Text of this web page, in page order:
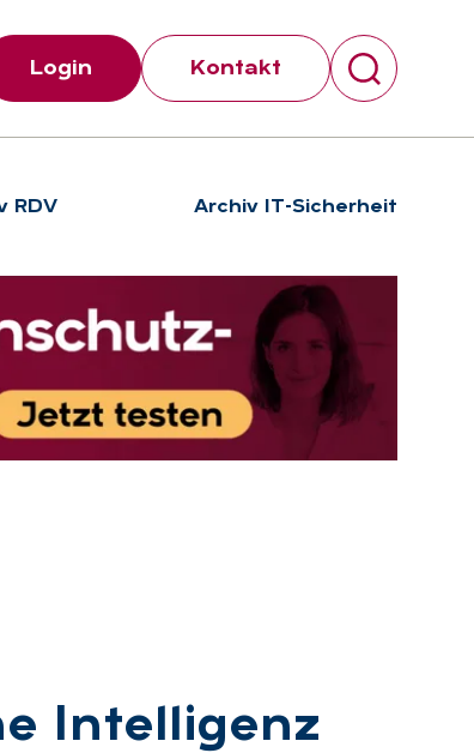
Suchen
Login Kontakt
RDV Archiv IT-Sicherheit
In­tel­li­genz